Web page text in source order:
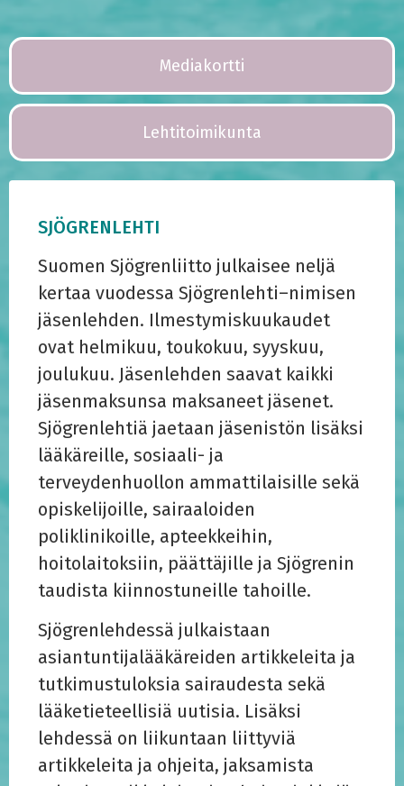
Mediakortti
Lehtitoimikunta
SJÖGRENLEHTI
Suomen Sjögrenliitto julkaisee neljä
kertaa vuodessa Sjögrenlehti–nimisen
jäsenlehden. Ilmestymiskuukaudet
ovat helmikuu, toukokuu, syyskuu,
joulukuu. Jäsenlehden saavat kaikki
jäsenmaksunsa maksaneet jäsenet.
Sjögrenlehtiä jaetaan jäsenistön lisäksi
lääkäreille, sosiaali- ja
terveydenhuollon ammattilaisille sekä
opiskelijoille, sairaaloiden
poliklinikoille, apteekkeihin,
hoitolaitoksiin, päättäjille ja Sjögrenin
taudista kiinnostuneille tahoille.
Sjögrenlehdessä julkaistaan
asiantuntijalääkäreiden artikkeleita ja
tutkimustuloksia sairaudesta sekä
lääketieteellisiä uutisia. Lisäksi
lehdessä on liikuntaan liittyviä
artikkeleita ja ohjeita, jaksamista